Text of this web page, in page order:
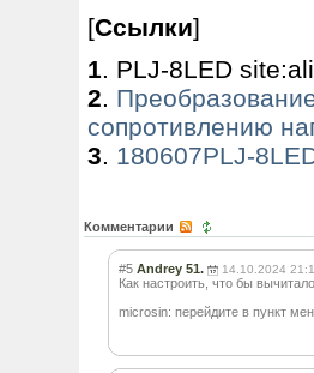
[Ссылки]
1. PLJ-8LED
2.
сопротивлению
3. 180607PLJ-
Комментарии
#5 Andrey 51. 14.10.2024
Как настроить, что бы
microsin: перейдите в пункт